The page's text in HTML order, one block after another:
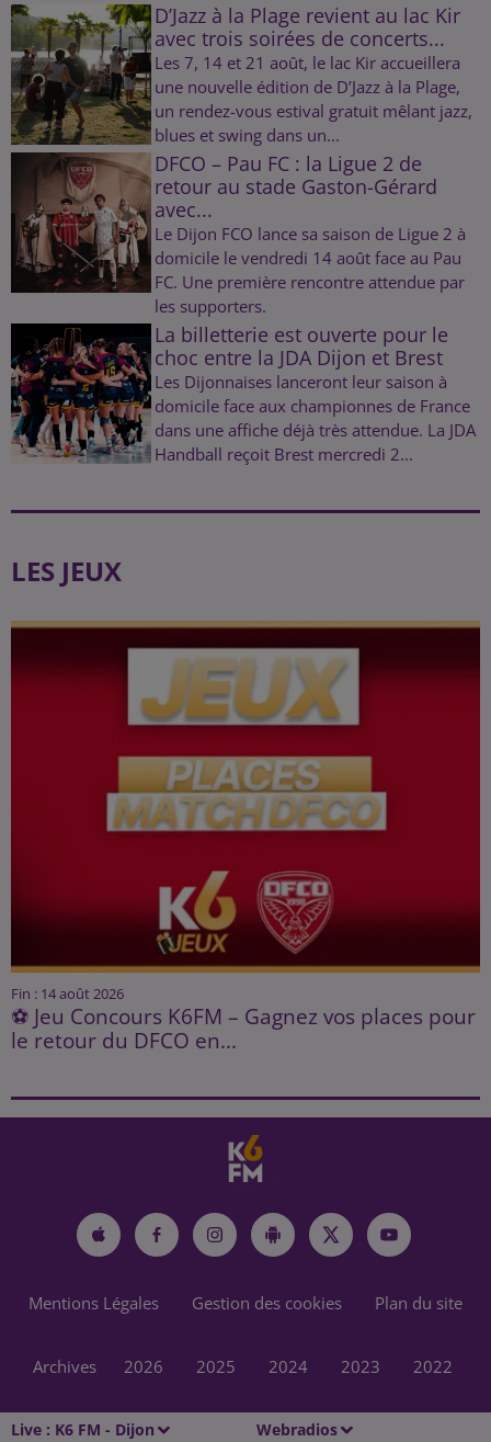
Live : K6 FM - Dijon Webradios
D’Jazz à la Plage revient au lac Kir
avec trois soirées de concerts...
Les 7, 14 et 21 août, le lac Kir accueillera
une nouvelle édition de D’Jazz à la Plage,
un rendez-vous estival gratuit mêlant jazz,
blues et swing dans un...
DFCO – Pau FC : la Ligue 2 de
retour au stade Gaston-Gérard
avec...
Le Dijon FCO lance sa saison de Ligue 2 à
domicile le vendredi 14 août face au Pau
FC. Une première rencontre attendue par
les supporters.
La billetterie est ouverte pour le
choc entre la JDA Dijon et Brest
Les Dijonnaises lanceront leur saison à
domicile face aux championnes de France
dans une affiche déjà très attendue. La JDA
Handball reçoit Brest mercredi 2...
LES JEUX
Fin : 14 août 2026
⚽ Jeu Concours K6FM – Gagnez vos places pour
le retour du DFCO en...
Mentions Légales Gestion des cookies Plan du site
Archives 2026 2025 2024 2023 2022